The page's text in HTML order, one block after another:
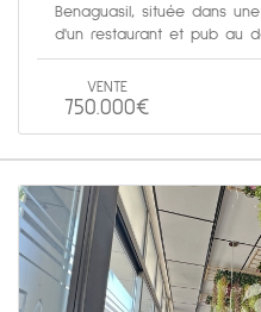
Benaguasil, située dans
d'un restaurant et pub au
VENTE
750.000€